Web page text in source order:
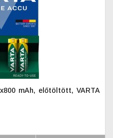
mAh, előtöltött, VARTA